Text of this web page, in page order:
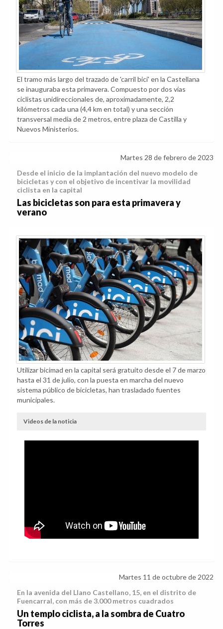
El tramo más largo del trazado de 'carril bici' en la Castellana
se inauguraba esta primavera. Compuesto por dos vías
ciclistas unidireccionales de, aproximadamente, 2,2
kilómetros cada una (4,4 km en total) y una sección
transversal media de 2 metros, entre plaza de Castilla y
Nuevos Ministerios.
Martes 28 de febrero de 2023
Desde el inicio de la implantación del nuevo modelo de
bicicletas y con el objetivo de incentivar la movilidad
ciclista en la capital
Las bicicletas son para esta primavera y
verano
Utilizar bicimad en la capital será gratuito desde el 7 de marzo
hasta el 31 de julio, con la puesta en marcha del nuevo
sistema público de bicicletas, han trasladado fuentes
municipales.
Videos de la noticia
Martes 11 de octubre de 2022
En la avenida del Llano Castellano, 15, en el distrito de
Fuencarral, con más de 3.000 metros cuadrados
Un templo ciclista, a la sombra de Cuatro
Torres